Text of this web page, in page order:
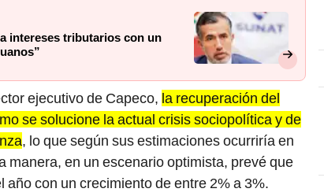
intereses tributarios con un
ejecutivo de Capeco, la recuperación del
se solucione la actual crisis sociopolítica y de
, lo que según sus estimaciones ocurriría en
manera, en un escenario optimista, prevé que
con un crecimiento de entre 2% a 3%.